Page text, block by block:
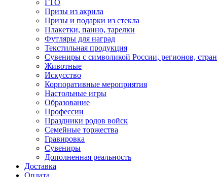
ГТО
Призы из акрила
Призы и подарки из стекла
Плакетки, панно, тарелки
Футляры для наград
Текстильная продукция
Сувениры с символикой России, регионов, стран
Животные
Искусство
Корпоративные мероприятия
Настольные игры
Образование
Профессии
Праздники родов войск
Семейные торжества
Гравировка
Сувениры
Дополненная реальность
Доставка
Оплата